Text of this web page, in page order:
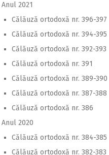
Anul 2021
Călăuză ortodoxă nr. 396-397
Călăuză ortodoxă nr. 394-395
Călăuză ortodoxă nr. 392-393
Călăuză ortodoxă nr. 391
Călăuză ortodoxă nr. 389-390
Călăuză ortodoxă nr. 387-388
Călăuză ortodoxă nr. 386
Anul 2020
Călăuză ortodoxă nr. 384-385
Călăuză ortodoxă nr. 382-383